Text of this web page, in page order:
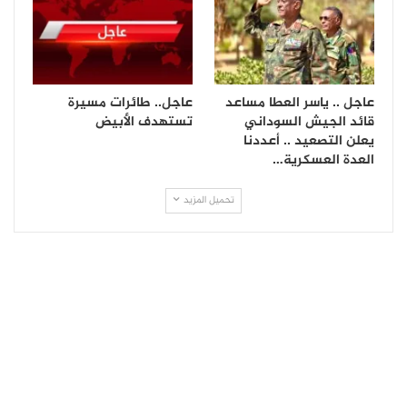
عاجل .. ياسر العطا مساعد
قائد الجيش السوداني
يعلن التصعيد .. أعددنا
العدة العسكرية…
عاجل.. طائرات مسيرة
تستهدف الأبيض
تحميل المزيد